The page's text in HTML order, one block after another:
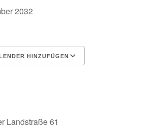
2032
HINZUFÜGEN
Landstraße 61